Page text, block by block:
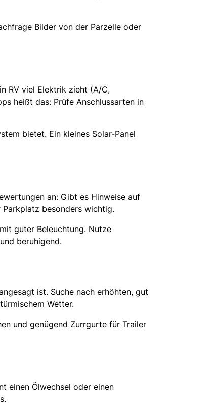
Bilder von der Parzelle oder
RV viel Elektrik zieht (A/C,
heißt das: Prüfe Anschlussarten in
bietet. Ein kleines Solar-Panel
an: Gibt es Hinweise auf
besonders wichtig.
guter Beleuchtung. Nutze
beruhigend.
ist. Suche nach erhöhten, gut
Wetter.
und genügend Zurrgurte für Trailer
einen Ölwechsel oder einen